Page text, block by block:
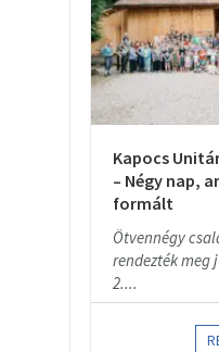
Kapocs
– Négy nap,
formált
Ötvennégy
rendezték meg
2....